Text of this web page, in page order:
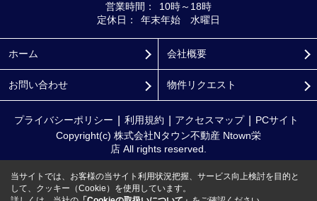
営業時間：
10時～18時
定休日：
年末年始 水曜日
ホーム 会社概要
お問い合わせ 物件リクエスト
プライバシーポリシー 利用規約 アクセスマップ
PCサイト
Copyright(c) 株式会社Nタウン不動産 Ntown栄
店 All rights reserved.
当サイトでは、お客様の当サイト利用状況把握、サービス向上検討を目的と
して、クッキー（Cookie）を使用しています。